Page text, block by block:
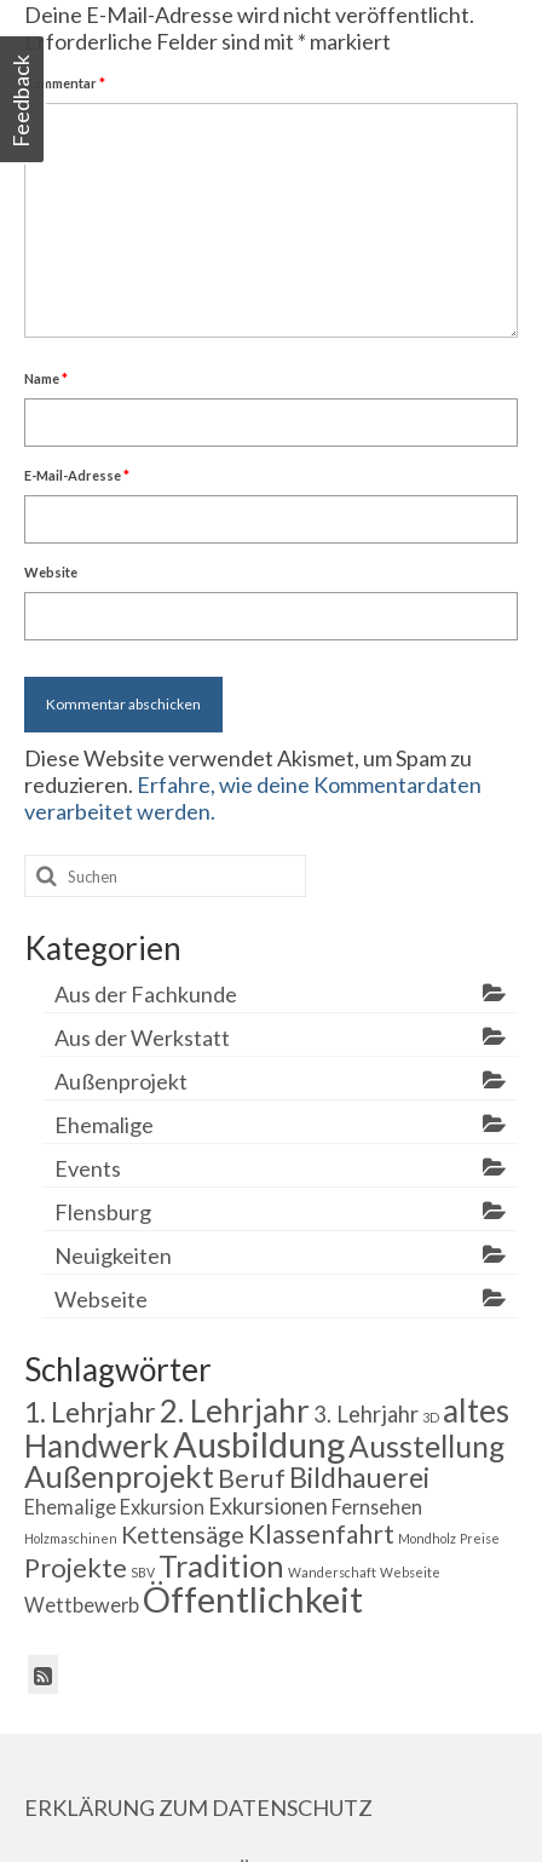
Deine E-Mail-Adresse wird nicht veröffentlicht.
Erforderliche Felder sind mit * markiert
Kommentar*
Name*
E-Mail-Adresse*
Website
Diese Website verwendet Akismet, um Spam zu
reduzieren. Erfahre, wie deine Kommentardaten
verarbeitet werden.
Suchen
nach:
Kategorien
Aus der Fachkunde
Aus der Werkstatt
Außenprojekt
Ehemalige
Events
Flensburg
Neuigkeiten
Webseite
Schlagwörter
1. Lehrjahr2. Lehrjahr 3. Lehrjahr 3D altes
HandwerkAusbildungAusstellung
Außenprojekt Beruf Bildhauerei
Ehemalige Exkursion Exkursionen Fernsehen
Holzmaschinen Kettensäge Klassenfahrt Mondholz Preise
Projekte SBV Tradition Wanderschaft Webseite
Wettbewerb Öffentlichkeit
ERKLÄRUNG ZUM DATENSCHUTZ
Feedback